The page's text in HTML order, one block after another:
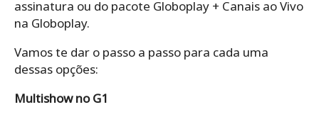
assinatura ou do pacote Globoplay + Canais ao Vivo
na Globoplay.
Vamos te dar o passo a passo para cada uma
dessas opções:
Multishow no G1